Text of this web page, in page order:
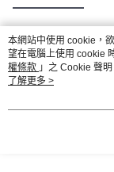
熱門標籤
本網站中使用 cookie，
望在電腦上使用 cookie
權條款 」之 Cookie 聲
用條款之 Cookie 聲明使
了解更多 >